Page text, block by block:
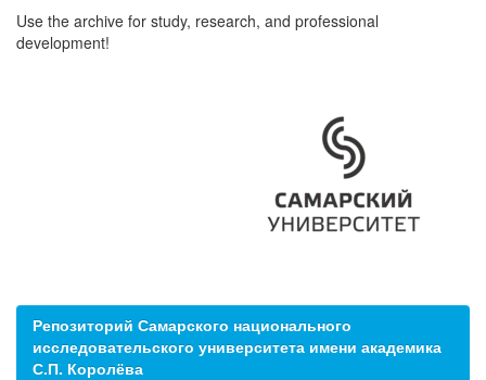
Use the archive for study, research, and professional
development!
Репозиторий Самарского национального
исследовательского университета имени академика
С.П. Королёва